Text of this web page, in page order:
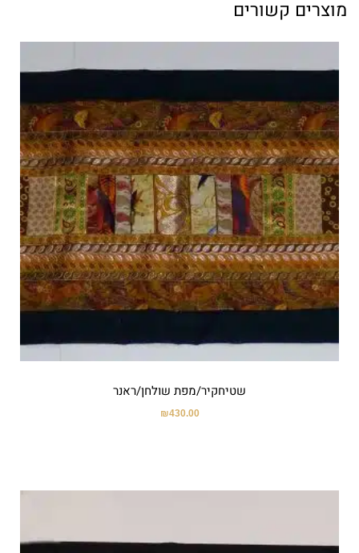
מוצרים קשורים
שטיחקיר/מפת שולחן/ראנר
₪430.00